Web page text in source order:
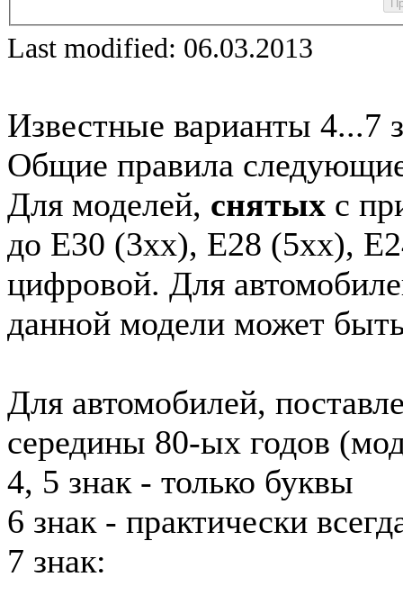
Last modified: 06.03.2013
Известные варианты 4...7
Общие правила
Для моделей, снятых с
до E30 (3xx), E28 (5xx),
цифровой. Для
данной модели может
Для автомобилей,
середины 80-ых годов
4, 5 знак - только буквы
6 знак - практически
7 знак: